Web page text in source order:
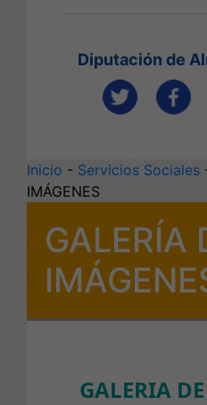
Diputación de
Inicio - Servicios Sociales
IMÁGENES
GALERÍA
GALERIA